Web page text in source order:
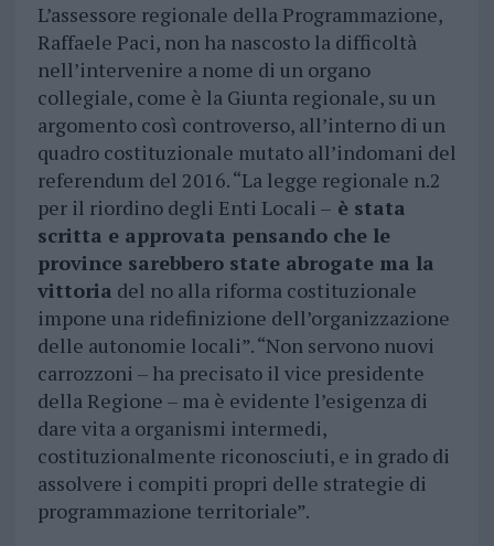
L’assessore regionale della Programmazione,
Raffaele Paci, non ha nascosto la difficoltà
nell’intervenire a nome di un organo
collegiale, come è la Giunta regionale, su un
argomento così controverso, all’interno di un
quadro costituzionale mutato all’indomani del
referendum del 2016. “La legge regionale n.2
per il riordino degli Enti Locali – è stata
scritta e approvata pensando che le
province sarebbero state abrogate ma la
vittoria del no alla riforma costituzionale
impone una ridefinizione dell’organizzazione
delle autonomie locali”. “Non servono nuovi
carrozzoni – ha precisato il vice presidente
della Regione – ma è evidente l’esigenza di
dare vita a organismi intermedi,
costituzionalmente riconosciuti, e in grado di
assolvere i compiti propri delle strategie di
programmazione territoriale”.